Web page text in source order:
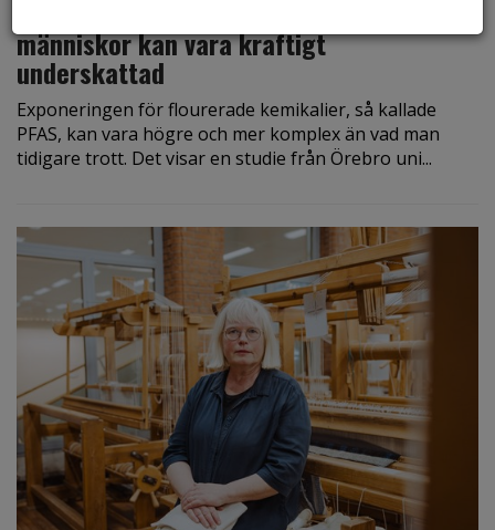
människor kan vara kraftigt
underskattad
Exponeringen för flourerade kemikalier, så kallade
PFAS, kan vara högre och mer komplex än vad man
tidigare trott. Det visar en studie från Örebro uni...